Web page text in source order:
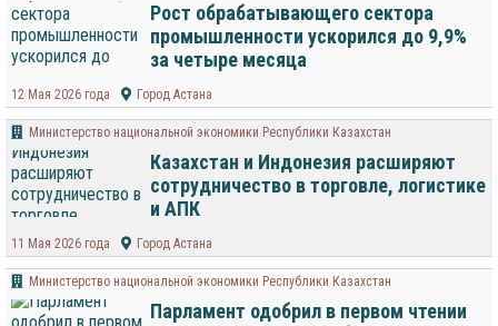
Рост обрабатывающего сектора
промышленности ускорился до 9,9%
за четыре месяца
12 Мая 2026 года Город Астана
Министерство национальной экономики Республики Казахстан
Казахстан и Индонезия расширяют
сотрудничество в торговле, логистике
и АПК
11 Мая 2026 года Город Астана
Министерство национальной экономики Республики Казахстан
Парламент одобрил в первом чтении